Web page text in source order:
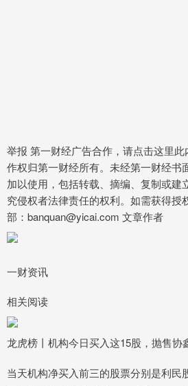
举报 第一财经广告合作，请点击这里
作权归第一财经所有。未经第一财经书
加以使用，包括转载、摘编、复制或建
究侵权者法律责任的权利。如需获得授
部：banquan@yicai.com 文章作者
一财资讯
相关阅读
龙虎榜丨机构今日买入这15股，抛售协
当天机构净买入前三的股票分别是利民